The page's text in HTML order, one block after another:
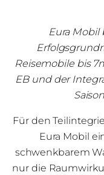
Eura
Reisemobile bis
EB und der
Für den
Eura Mobil
schwenkbarem
nur die